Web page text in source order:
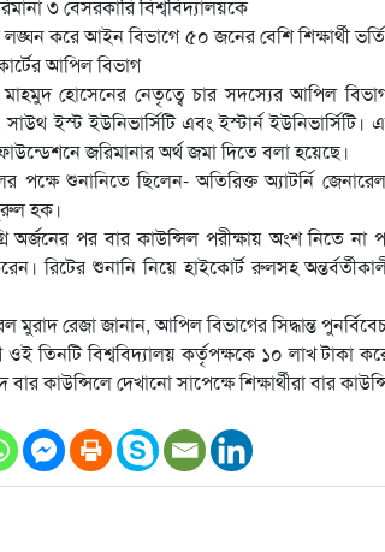
লঙ্ঘন করে আইন বিভাগে ৫০ জনের বেশি শিক্ষার্থী
আপিল বিভাগ
মাহমুদ হোসেনের নেতৃত্বে চার সদস্যের আপিল
সাউথ ইস্ট ইউনিভার্সিটি এবং ইস্টার্ন
জরিমানার অর্থ জমা দিতে বলা হয়েছে।
পক্ষে শুনানিতে ছিলেন- অতিরিক্ত অ্যাটর্নি
হক।
পর বার কাউন্সিল পরীক্ষায় অংশ নিতে না
রিটের শুনানি নিয়ে হাইকোর্ট রুলসহ
মুরাদ রেজা জানান, আপিল বিভাগের সিদ্ধান্ত
তিনটি বিশ্ববিদ্যালয় কর্তৃপক্ষকে ১০ লাখ টাকা
কাউন্সিলে দেখানো সাপেক্ষে শিক্ষার্থীরা বার